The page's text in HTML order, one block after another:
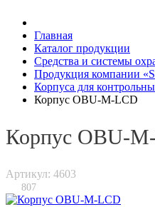
Главная
Каталог продукции
Средства и системы
Продукция компании
Корпуса для
Корпус OBU-M-LCD
Корпус OBU-
Артикул: 4603
807